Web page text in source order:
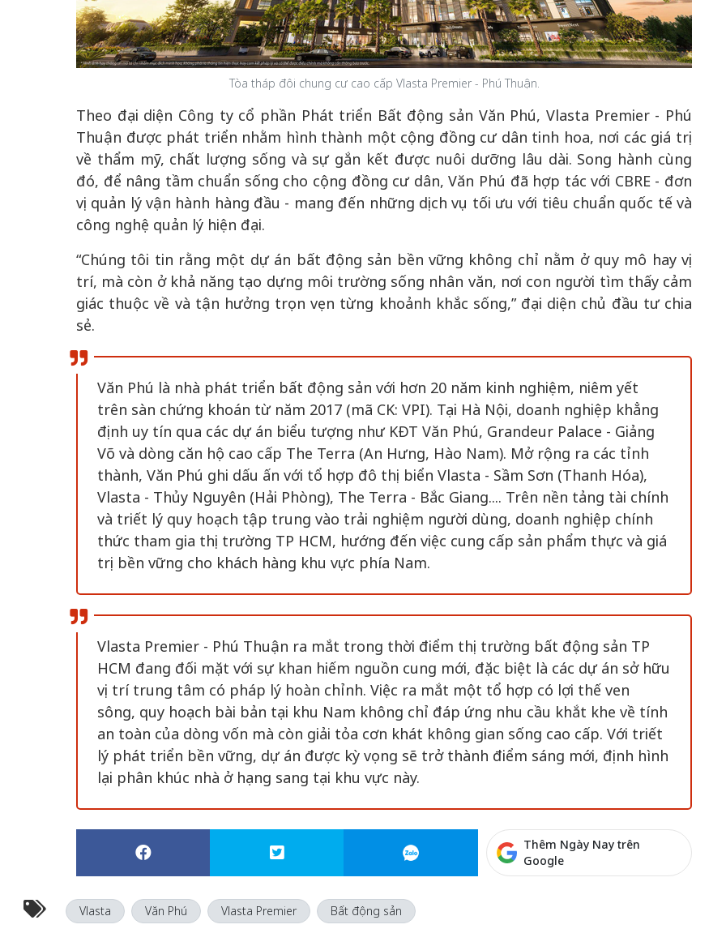
Tòa tháp đôi chung cư cao cấp Vlasta Premier - Phú Thuận.
Theo đại diện Công ty cổ phần Phát triển Bất động sản Văn Phú, Vlasta Premier - Phú
Thuận được phát triển nhằm hình thành một cộng đồng cư dân tinh hoa, nơi các giá trị
về thẩm mỹ, chất lượng sống và sự gắn kết được nuôi dưỡng lâu dài. Song hành cùng
đó, để nâng tầm chuẩn sống cho cộng đồng cư dân, Văn Phú đã hợp tác với CBRE - đơn
vị quản lý vận hành hàng đầu - mang đến những dịch vụ tối ưu với tiêu chuẩn quốc tế và
công nghệ quản lý hiện đại.
“Chúng tôi tin rằng một dự án bất động sản bền vững không chỉ nằm ở quy mô hay vị
trí, mà còn ở khả năng tạo dựng môi trường sống nhân văn, nơi con người tìm thấy cảm
giác thuộc về và tận hưởng trọn vẹn từng khoảnh khắc sống,” đại diện chủ đầu tư chia
sẻ.
Văn Phú là nhà phát triển bất động sản với hơn 20 năm kinh nghiệm, niêm yết
trên sàn chứng khoán từ năm 2017 (mã CK: VPI). Tại Hà Nội, doanh nghiệp khẳng
định uy tín qua các dự án biểu tượng như KĐT Văn Phú, Grandeur Palace - Giảng
Võ và dòng căn hộ cao cấp The Terra (An Hưng, Hào Nam). Mở rộng ra các tỉnh
thành, Văn Phú ghi dấu ấn với tổ hợp đô thị biển Vlasta - Sầm Sơn (Thanh Hóa),
Vlasta - Thủy Nguyên (Hải Phòng), The Terra - Bắc Giang.... Trên nền tảng tài chính
và triết lý quy hoạch tập trung vào trải nghiệm người dùng, doanh nghiệp chính
thức tham gia thị trường TP HCM, hướng đến việc cung cấp sản phẩm thực và giá
trị bền vững cho khách hàng khu vực phía Nam.
Vlasta Premier - Phú Thuận ra mắt trong thời điểm thị trường bất động sản TP
HCM đang đối mặt với sự khan hiếm nguồn cung mới, đặc biệt là các dự án sở hữu
vị trí trung tâm có pháp lý hoàn chỉnh. Việc ra mắt một tổ hợp có lợi thế ven
sông, quy hoạch bài bản tại khu Nam không chỉ đáp ứng nhu cầu khắt khe về tính
an toàn của dòng vốn mà còn giải tỏa cơn khát không gian sống cao cấp. Với triết
lý phát triển bền vững, dự án được kỳ vọng sẽ trở thành điểm sáng mới, định hình
lại phân khúc nhà ở hạng sang tại khu vực này.
Thêm Ngày Nay trên
Google
Vlasta Văn Phú Vlasta Premier Bất động sản